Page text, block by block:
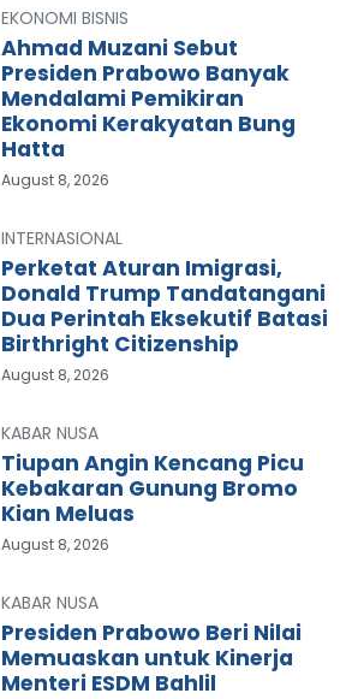
EKONOMI BISNIS
Ahmad Muzani Sebut
Presiden Prabowo Banyak
Mendalami Pemikiran
Ekonomi Kerakyatan Bung
Hatta
August 8, 2026
INTERNASIONAL
Perketat Aturan Imigrasi,
Donald Trump Tandatangani
Dua Perintah Eksekutif Batasi
Birthright Citizenship
August 8, 2026
KABAR NUSA
Tiupan Angin Kencang Picu
Kebakaran Gunung Bromo
Kian Meluas
August 8, 2026
KABAR NUSA
Presiden Prabowo Beri Nilai
Memuaskan untuk Kinerja
Menteri ESDM Bahlil